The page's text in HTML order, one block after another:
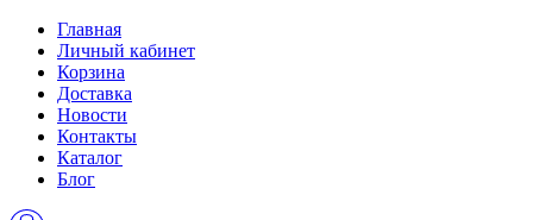
Главная
Личный кабинет
Корзина
Доставка
Новости
Контакты
Каталог
Блог